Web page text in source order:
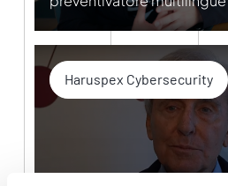
Haruspex Cybersecurity